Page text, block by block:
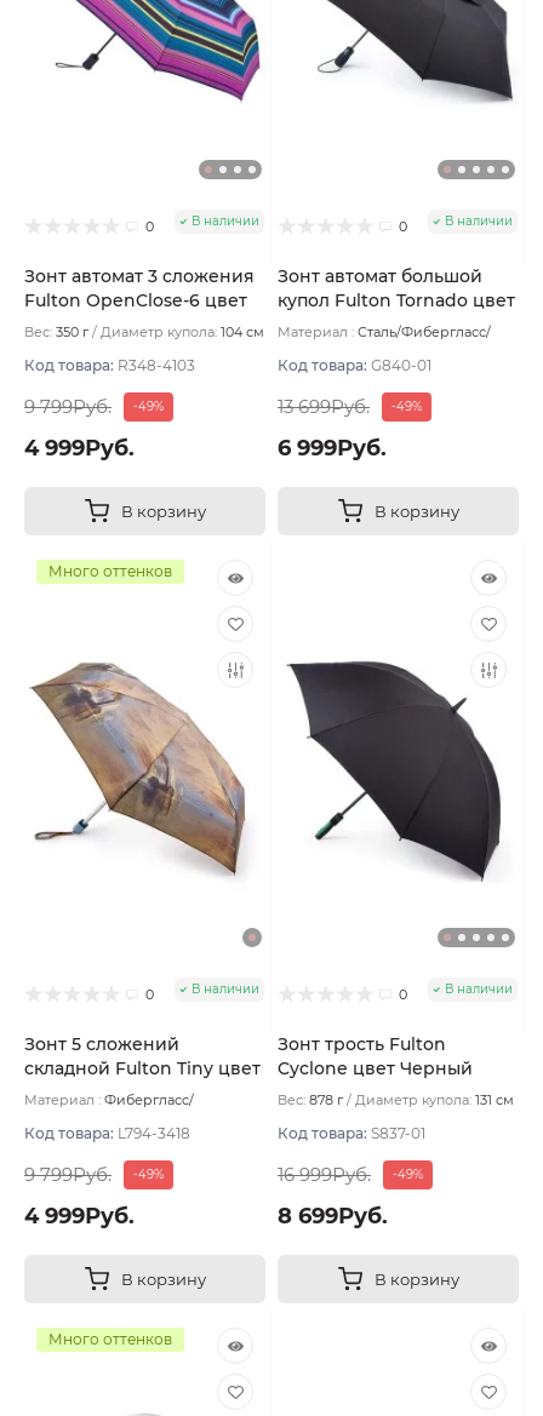
0 В наличии
Зонт автомат 3 сложения
Fulton OpenClose-6 цвет
Фуксия
Вес: 350 г Диаметр купола: 104 см
Код товара: R348-4103
9 799Руб. -49%
4 999Руб.
В корзину
0 В наличии
Зонт автомат большой
купол Fulton Tornado цвет
Черный
Материал : Сталь/Фибергласс/
(EVA)
Вес: 545 г
Код товара: G840-01
13 699Руб. -49%
6 999Руб.
В корзину
Много оттенков
0 В наличии
Зонт 5 сложений
складной Fulton Tiny цвет
Бежевый
Материал : Фибергласс/
Вес: 160 г
Код товара: L794-3418
9 799Руб. -49%
4 999Руб.
В корзину
0 В наличии
Зонт трость Fulton
Cyclone цвет Черный
Вес: 878 г Диаметр купола: 131 см
Код товара: S837-01
16 999Руб. -49%
8 699Руб.
В корзину
Много оттенков